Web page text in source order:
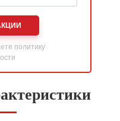
политику